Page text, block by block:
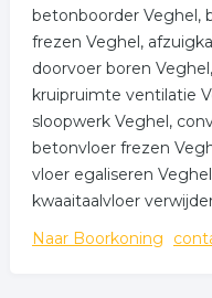
betonboorder Veghel,
frezen Veghel,
doorvoer boren
kruipruimte ventilatie
sloopwerk Veghel,
betonvloer frezen
vloer egaliseren
kwaaitaalvloer
Naar Boorkoning